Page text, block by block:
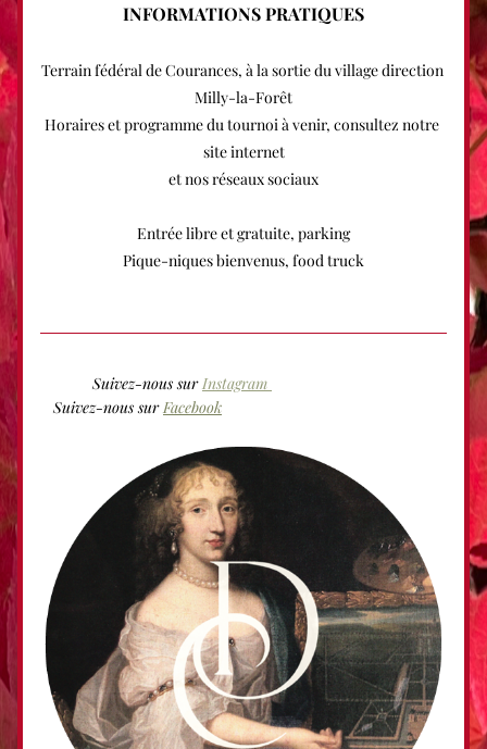
INFORMATIONS PRATIQUES
Terrain fédéral de Courances, à la sortie du village direction
Milly-la-Forêt
Horaires et programme du tournoi à venir, consultez notre
site internet
et nos réseaux sociaux
Entrée libre et gratuite, parking
Pique-niques bienvenus, food truck
            Suivez-nous sur
Instagram
Suivez-nous sur Facebook